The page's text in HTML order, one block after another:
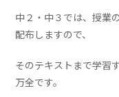
中２・中３では、授業
配布しますので、
そのテキストまで学習
万全です。